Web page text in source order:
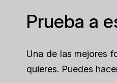
Prueba a
Una de las mejores
quieres. Puedes